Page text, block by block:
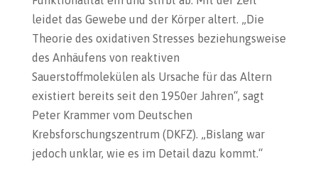
leidet das Gewebe und der Körper altert. „Die
Theorie des oxidativen Stresses beziehungsweise
des Anhäufens von reaktiven
Sauerstoffmolekülen als Ursache für das Altern
existiert bereits seit den 1950er Jahren“, sagt
Peter Krammer vom Deutschen
Krebsforschungszentrum (DKFZ). „Bislang war
jedoch unklar, wie es im Detail dazu kommt.“